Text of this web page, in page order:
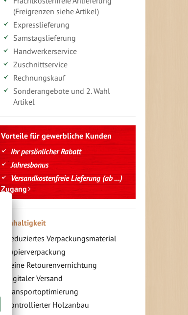
(Freigrenzen siehe Artikel)
Expresslieferung
Samstagslieferung
Handwerkerservice
Zuschnittservice
Rechnungskauf
Sonderangebote und 2. Wahl
Artikel
Vorteile für gewerbliche Kunden
Ihr persönlicher Rabatt
Jahresbonus
Versandkostenfreie Lieferung (ab ...)
Zugang
Nachhaltigkeit
Reduziertes Verpackungsmaterial
Papierverpackung
Keine Retourenvernichtung
Digitaler Versand
Transportoptimierung
Kontrollierter Holzanbau